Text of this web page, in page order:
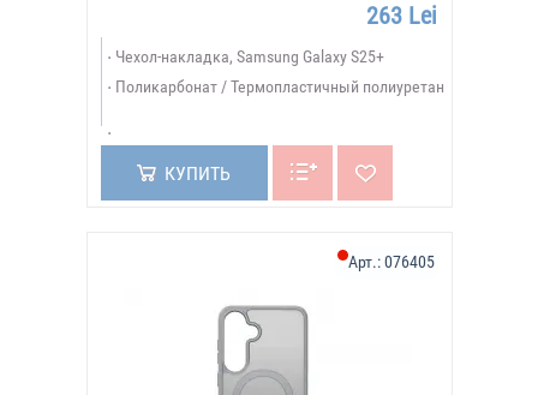
263 Lei
Чехол-накладка, Samsung Galaxy S25+
Поликарбонат / Термопластичный полиуретан
КУПИТЬ
Арт.:076405